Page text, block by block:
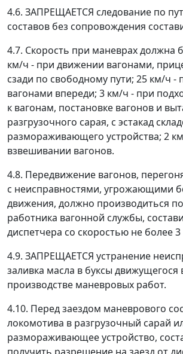
4.6. ЗАПРЕЩАЕТСЯ следование по
составов без сопровождения
4.7. Скорость при маневрах должна
км/ч - при движении вагонами,
сзади по свободному пути; 25 км/ч -
вагонами впереди; 3 км/ч - при
к вагонам, постановке вагонов и
разгрузочного сарая, с эстакад
размораживающего устройства; 2
взвешивании вагонов.
4.8. Передвижение вагонов,
с неисправностями, угрожающими
движения, должно производиться
работника вагонной службы,
диспетчера со скоростью не более
4.9. ЗАПРЕЩАЕТСЯ устранение
заливка масла в буксы движущегося
производстве маневровых работ.
4.10. Перед заездом маневрового
локомотива в разгрузочный сарай
размораживающее устройство,